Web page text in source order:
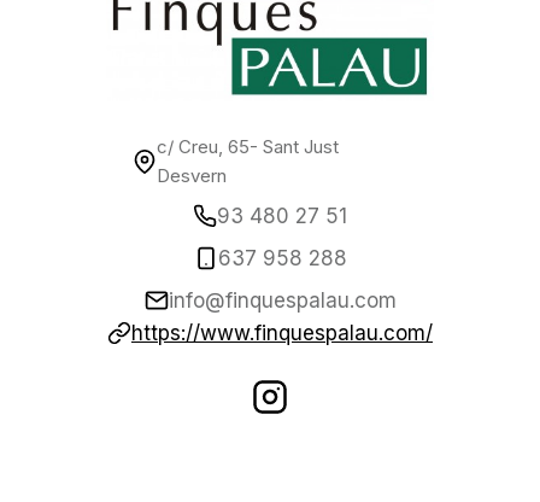
c/ Creu, 65- Sant Just
Desvern
93 480 27 51
637 958 288
info@finquespalau.com
https://www.finquespalau.com/